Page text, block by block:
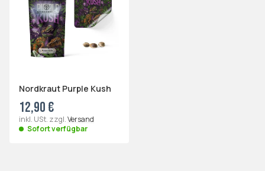
Nordkraut Purple Kush
12,90 €
inkl. USt. zzgl.Versand
Sofort verfügbar